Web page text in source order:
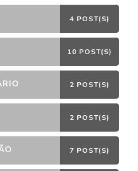
4 POST(S)
10 POST(S)
2 POST(S)
2 POST(S)
7 POST(S)